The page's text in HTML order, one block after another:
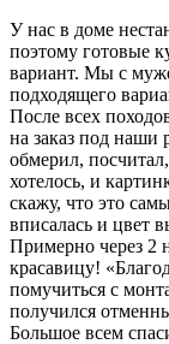
У нас в доме
поэтому готовые
вариант. Мы с
подходящего
После всех
на заказ под наши
обмерил,
хотелось, и
скажу, что это
вписалась и цвет
Примерно через 2
красавицу!
помучиться с
получился
Большое всем